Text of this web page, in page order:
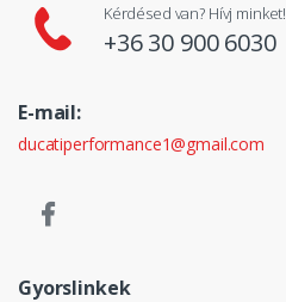
Kérdésed van? Hívj minket!
+36 30 900 6030
E-mail:
ducatiperformance1@gmail.com
Gyorslinkek